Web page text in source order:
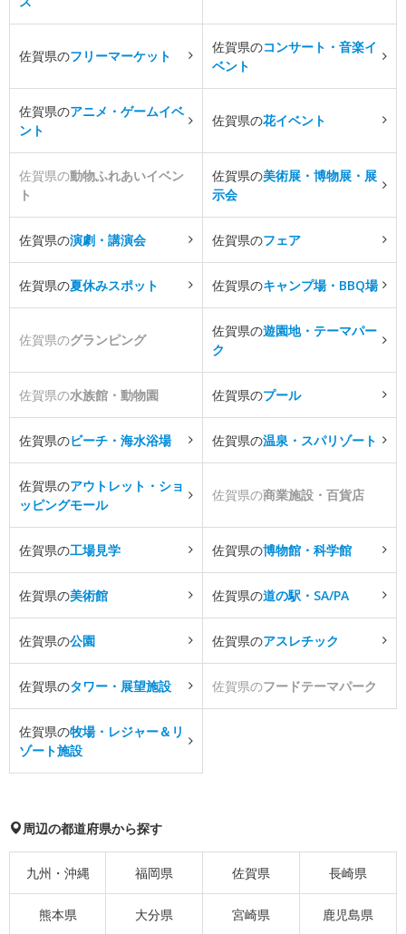
佐賀県のフリーマーケット
佐賀県のコンサート・音楽イ
ベント
佐賀県のアニメ・ゲームイベ
ント
佐賀県の花イベント
佐賀県の動物ふれあいイベン
ト
佐賀県の美術展・博物展・展
示会
佐賀県の演劇・講演会 佐賀県のフェア
佐賀県の夏休みスポット 佐賀県のキャンプ場・BBQ場
佐賀県のグランピング
佐賀県の遊園地・テーマパー
ク
佐賀県の水族館・動物園 佐賀県のプール
佐賀県のビーチ・海水浴場 佐賀県の温泉・スパリゾート
佐賀県のアウトレット・ショ
ッピングモール
佐賀県の商業施設・百貨店
佐賀県の工場見学 佐賀県の博物館・科学館
佐賀県の美術館 佐賀県の道の駅・SA/PA
佐賀県の公園 佐賀県のアスレチック
佐賀県のタワー・展望施設 佐賀県のフードテーマパーク
佐賀県の牧場・レジャー＆リ
ゾート施設
周辺の都道府県から探す
九州・沖縄 福岡県 佐賀県 長崎県
熊本県 大分県 宮崎県 鹿児島県